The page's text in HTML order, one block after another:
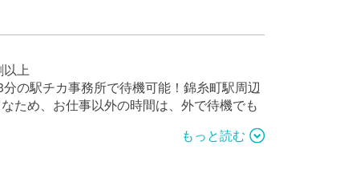
上
の駅チカ事務所で待機可能！錦糸町駅周辺
ため、お仕事以外の時間は、外で待機でも
子や飲み物も全部無料で食べれます。
もっと読む